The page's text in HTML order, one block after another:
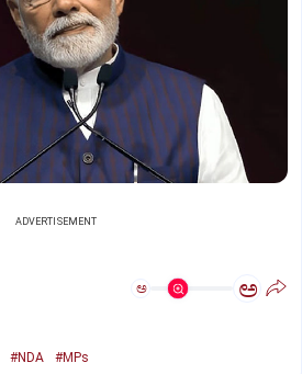
ADVERTISEMENT
ಅ ಅ
#NDA #MPs